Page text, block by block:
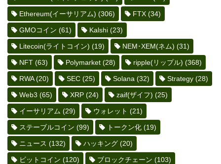
Ethereum(イーサリアム) (306) FTX (34)
GMOコイン (61) Kalshi (23)
Litecoin(ライトコイン) (19) NEM･XEM(ネム) (31)
NFT (63) Polymarket (28) ripple(リップル) (368)
RWA(20) SEC (25) Solana (32) Strategy (28)
Web3 (65) XRP (24) zaif(ザイフ) (25)
イーサリアム (29) ウォレット (21)
ステーブルコイン (99) トークン化 (19)
ニュース (132) ハッキング (20)
ビットコイン (120) ブロックチェーン (103)